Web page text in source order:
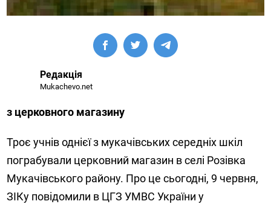
Редакція
Mukachevo.net
з церковного магазину
Троє учнів однієї з мукачівських середніх шкіл
пограбували церковний магазин в селі Розівка
Мукачівського району. Про це сьогодні, 9 червня,
ЗІКу повідомили в ЦГЗ УМВС України у